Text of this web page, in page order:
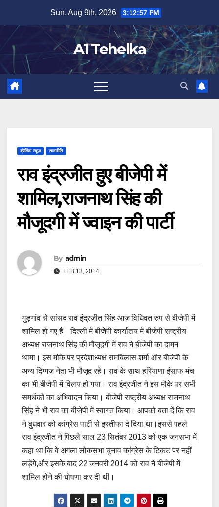
content
Sun. Aug 9th, 2026 3:12:57 PM
A1 Tehelka
ब्रेकिंग न्यूज़ राजनीति
राव इंद्रजीत हुए बीजेपी में
शामिल,राजनाथ सिंह की
मौजूदगी में ज्वाइन की पार्टी
By admin
FEB 13, 2014
गुड़गांव से सांसद राव इंद्रजीत सिंह आज विधिवत रुप से बीजेपी में
शामिल हो गए हैं। दिल्ली में बीजेपी कार्यालय में बीजेपी राष्ट्रीय
अध्यक्ष राजनाथ सिंह की मौजूदगी में राव ने बीजेपी का दामन
थामा। इस मौके पर प्रदेशाध्यक्ष रामबिलास शर्मा और बीजेपी के
अन्य दिग्गज नेता भी मौजूद रहे। राव के साथ हरियाणा इंसाफ मंच
का भी बीजेपी में विलय हो गया। राव इंद्रजीत ने इस मौके पर सभी
समर्थकों का अभिवादन किया। बीजेपी राष्ट्रीय अध्यक्ष राजनाथ
सिंह ने भी राव का बीजेपी में स्वागत किया। आपको बता दें कि राव
ने बुधवार को कांग्रेस पार्टी से इस्तीफा दे दिया था।इससे पहले
राव इंद्रजीत ने पिछले साल 23 सितंबर 2013 को एक जनसभा में
कहा था कि वे अगला लोकसभा चुनाव कांग्रेस के टिकट पर नहीं
लड़ेंगे,और इसके बाद 22 जनवरी 2014 को राव ने बीजेपी में
शामिल होने की घोषणा कर दी थी।